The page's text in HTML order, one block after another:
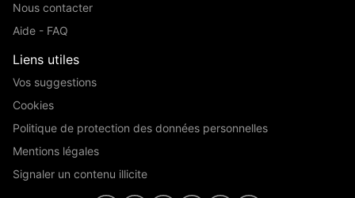
Nous contacter
Aide - FAQ
Liens utiles
Vos suggestions
Cookies
Politique de protection des données personnelles
Mentions légales
Signaler un contenu illicite